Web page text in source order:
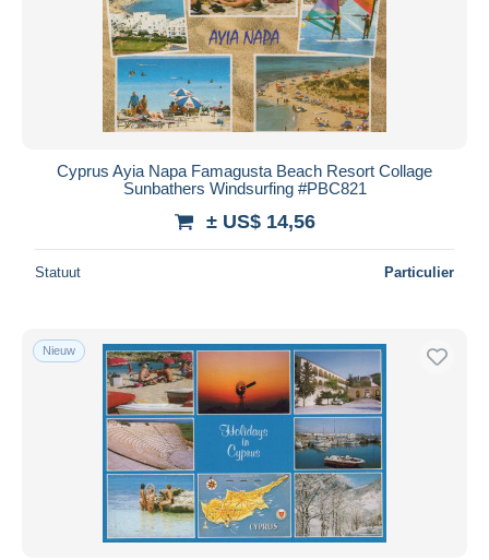
Cyprus Ayia Napa Famagusta Beach Resort Collage
Sunbathers Windsurfing #PBC821
± US$ 14,56
Statuut Particulier
Nieuw